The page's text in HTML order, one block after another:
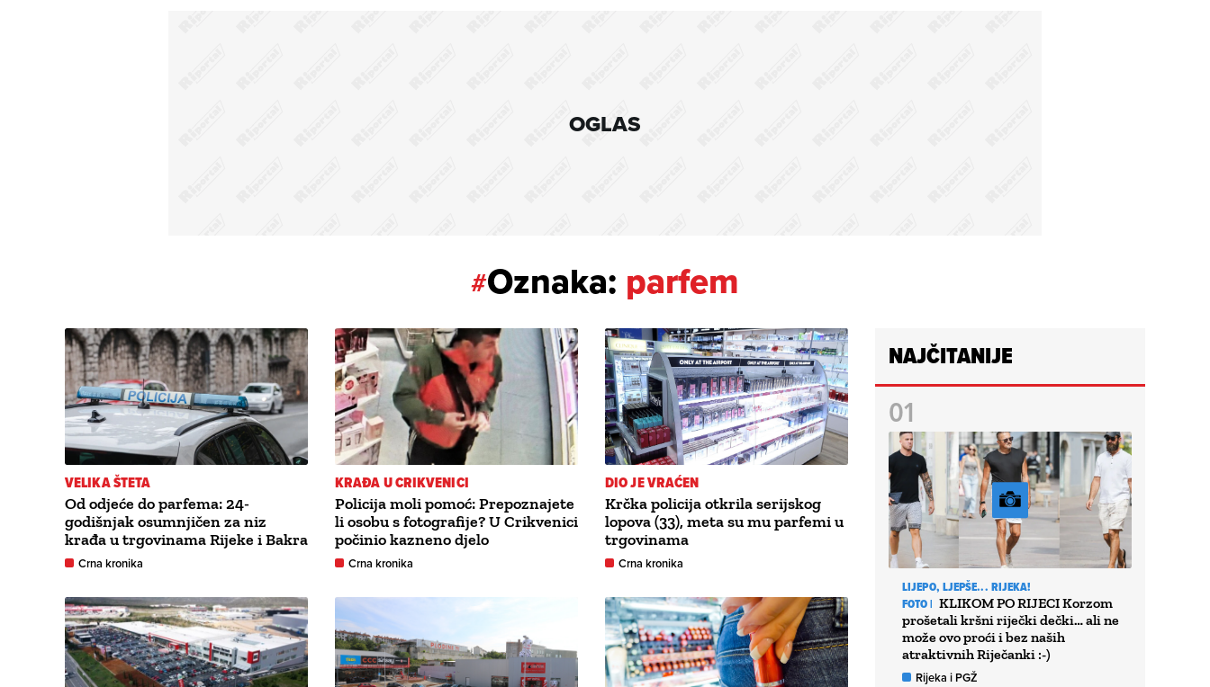
OGLAS
#Oznaka: parfem
VELIKA ŠTETA
Od odjeće do parfema: 24-
godišnjak osumnjičen za niz
krađa u trgovinama Rijeke i Bakra
Crna kronika
KRAĐA U CRIKVENICI
Policija moli pomoć: Prepoznajete
li osobu s fotografije? U Crikvenici
počinio kazneno djelo
Crna kronika
DIO JE VRAĆEN
Krčka policija otkrila serijskog
lopova (33), meta su mu parfemi u
trgovinama
Crna kronika
NAJČITANIJE
LIJEPO, LJEPŠE... RIJEKA!
FOTO | KLIKOM PO RIJECI Korzom
prošetali kršni riječki dečki… ali ne
može ovo proći i bez naših
atraktivnih Riječanki :-)
Rijeka i PGŽ